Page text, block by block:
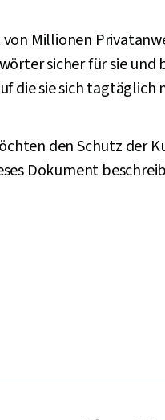
Millionen
sicher für sie und
die sie sich tagtäglich
den Schutz der
Dokument